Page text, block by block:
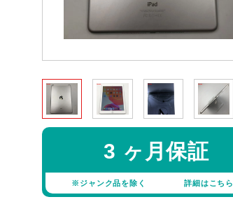
3 ヶ月保証
※ジャンク品を除く 詳細はこちら